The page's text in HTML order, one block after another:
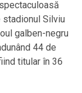
stadionul Silviu
galben-negru
44 de
titular în 36